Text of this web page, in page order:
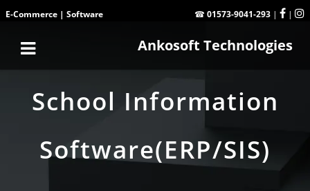
E-Commerce | Software ☎ 01573-9041-293 | |
Ankosoft Technologies
School Information
Software(ERP/SIS)